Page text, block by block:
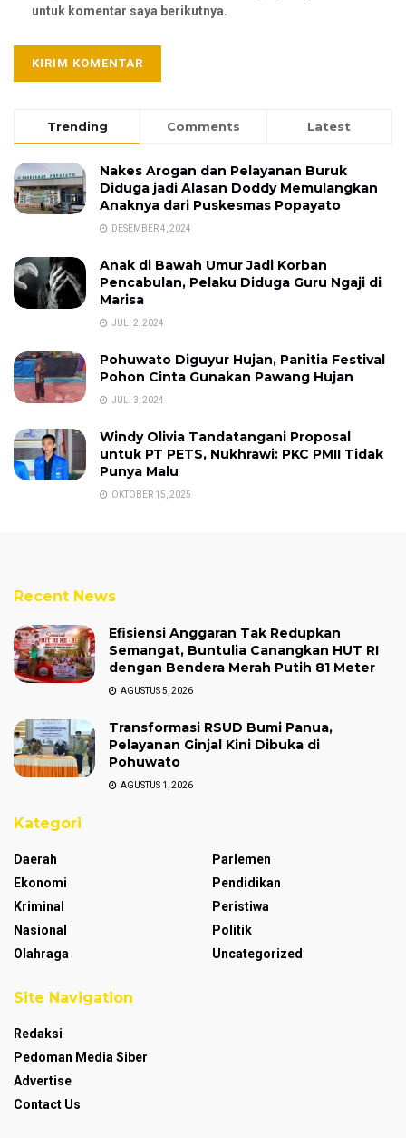
untuk komentar saya berikutnya.
Trending Comments Latest
Nakes Arogan dan Pelayanan Buruk
Diduga jadi Alasan Doddy Memulangkan
Anaknya dari Puskesmas Popayato
DESEMBER 4, 2024
Anak di Bawah Umur Jadi Korban
Pencabulan, Pelaku Diduga Guru Ngaji di
Marisa
JULI 2, 2024
Pohuwato Diguyur Hujan, Panitia Festival
Pohon Cinta Gunakan Pawang Hujan
JULI 3, 2024
Windy Olivia Tandatangani Proposal
untuk PT PETS, Nukhrawi: PKC PMII Tidak
Punya Malu
OKTOBER 15, 2025
Recent News
Efisiensi Anggaran Tak Redupkan
Semangat, Buntulia Canangkan HUT RI
dengan Bendera Merah Putih 81 Meter
AGUSTUS 5, 2026
Transformasi RSUD Bumi Panua,
Pelayanan Ginjal Kini Dibuka di
Pohuwato
AGUSTUS 1, 2026
Kategori
Daerah
Ekonomi
Kriminal
Nasional
Olahraga
Parlemen
Pendidikan
Peristiwa
Politik
Uncategorized
Site Navigation
Redaksi
Pedoman Media Siber
Advertise
Contact Us